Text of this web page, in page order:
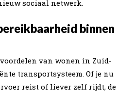
sociaal netwerk.
binnen
van wonen in Zuid-
transportsysteem. Of je nu
reist of liever zelf rijdt, de